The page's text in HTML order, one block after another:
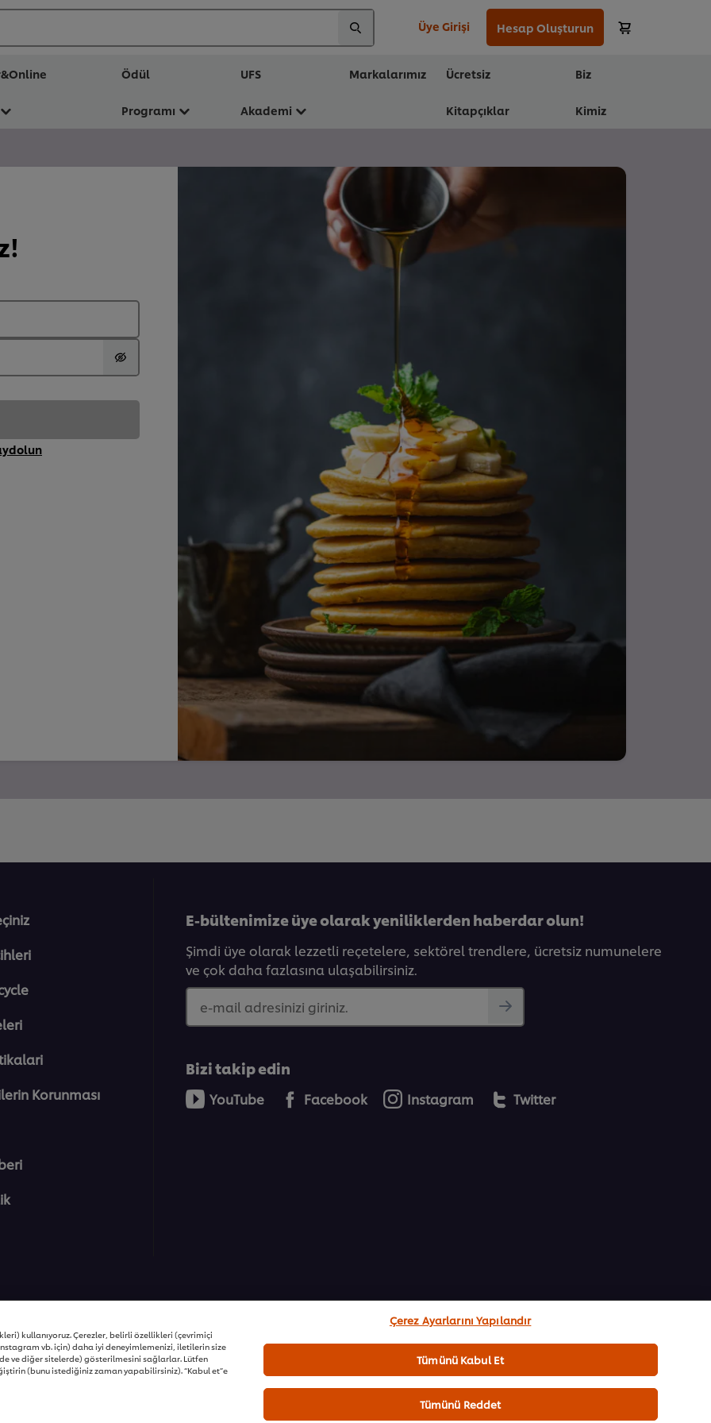
Üye Girişi Hesap Oluşturun
Ödül
Programı
UFS
Akademi
Markalarımız Ücretsiz
Kitapçıklar
Biz
Kimiz
Korunması
E-bültenimize üye olarak yeniliklerden haberdar olun!
Şimdi üye olarak lezzetli reçetelere, sektörel trendlere, ücretsiz numunelere
ve çok daha fazlasına ulaşabilirsiniz.
e-mail adresinizi giriniz.
Bizi takip edin
YouTube Facebook Instagram Twitter
kullanıyoruz. Çerezler, belirli özellikleri (çevrimiçi
vb. için) daha iyi deneyimlemenizi, iletilerin size
ve diğer sitelerde) gösterilmesini sağlarlar. Lütfen
(bunu istediğiniz zaman yapabilirsiniz). “Kabul et”e
Çerez Ayarlarını Yapılandır
Tümünü Reddet
Tümünü Kabul Et